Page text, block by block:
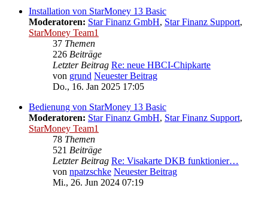
Installation von StarMoney 13 Basic
Moderatoren: Star Finanz GmbH, Star Finanz Support,
StarMoney Team1
37 Themen
226 Beiträge
Letzter Beitrag Re: neue HBCI-Chipkarte
von grund Neuester Beitrag
Do., 16. Jan 2025 17:05
Bedienung von StarMoney 13 Basic
Moderatoren: Star Finanz GmbH, Star Finanz Support,
StarMoney Team1
78 Themen
521 Beiträge
Letzter Beitrag Re: Visakarte DKB funktionier…
von npatzschke Neuester Beitrag
Mi., 26. Jun 2024 07:19